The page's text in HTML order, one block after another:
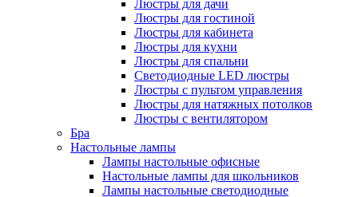
Люстры для дачи
Люстры для гостиной
Люстры для кабинета
Люстры для кухни
Люстры для спальни
Светодиодные LED люстры
Люстры с пультом управления
Люстры для натяжных потолков
Люстры с вентилятором
Бра
Настольные лампы
Лампы настольные офисные
Настольные лампы для школьников
Лампы настольные светодиодные